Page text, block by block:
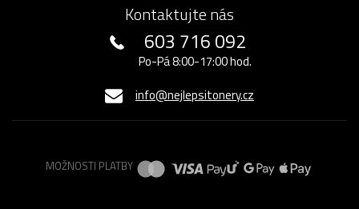
Kontaktujte nás
603 716 092
Po-Pá 8:00-17:00 hod.
info@nejlepsitonery.cz
MOŽNOSTI PLATBY